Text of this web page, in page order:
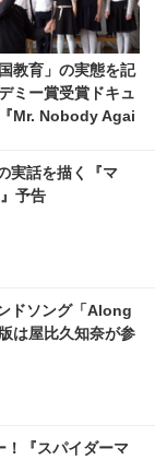
教育」の実態を記
ミー賞受賞ドキュ
Mr. Nobody Agai
実話を描く『マ
予告
ドソング「Along
は屋比久知奈が参
！『スパイダーマ